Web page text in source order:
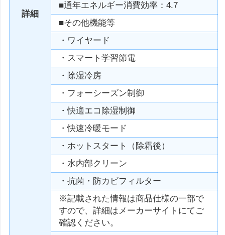
詳細
■通年エネルギー消費効率：4.7
■その他機能等
・ワイヤード
・スマート学習節電
・除湿冷房
・フォーシーズン制御
・快適エコ除湿制御
・快速冷暖モード
・ホットスタート（除霜後）
・水内部クリーン
・抗菌・防カビフィルター
※記載された情報は商品仕様の一部で
すので、詳細はメーカーサイトにてご
確認ください。